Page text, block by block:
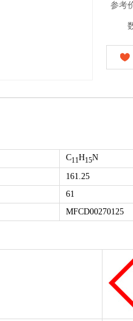
参考
C11H15N
161.25
61
MFCD00270125